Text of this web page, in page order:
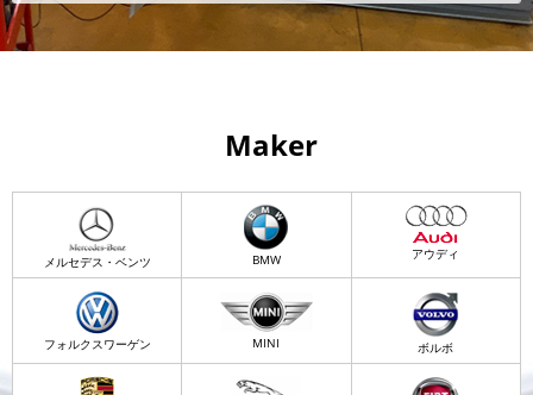
Maker
メルセデス・ベンツ BMW アウディ
フォルクスワーゲン MINI ボルボ